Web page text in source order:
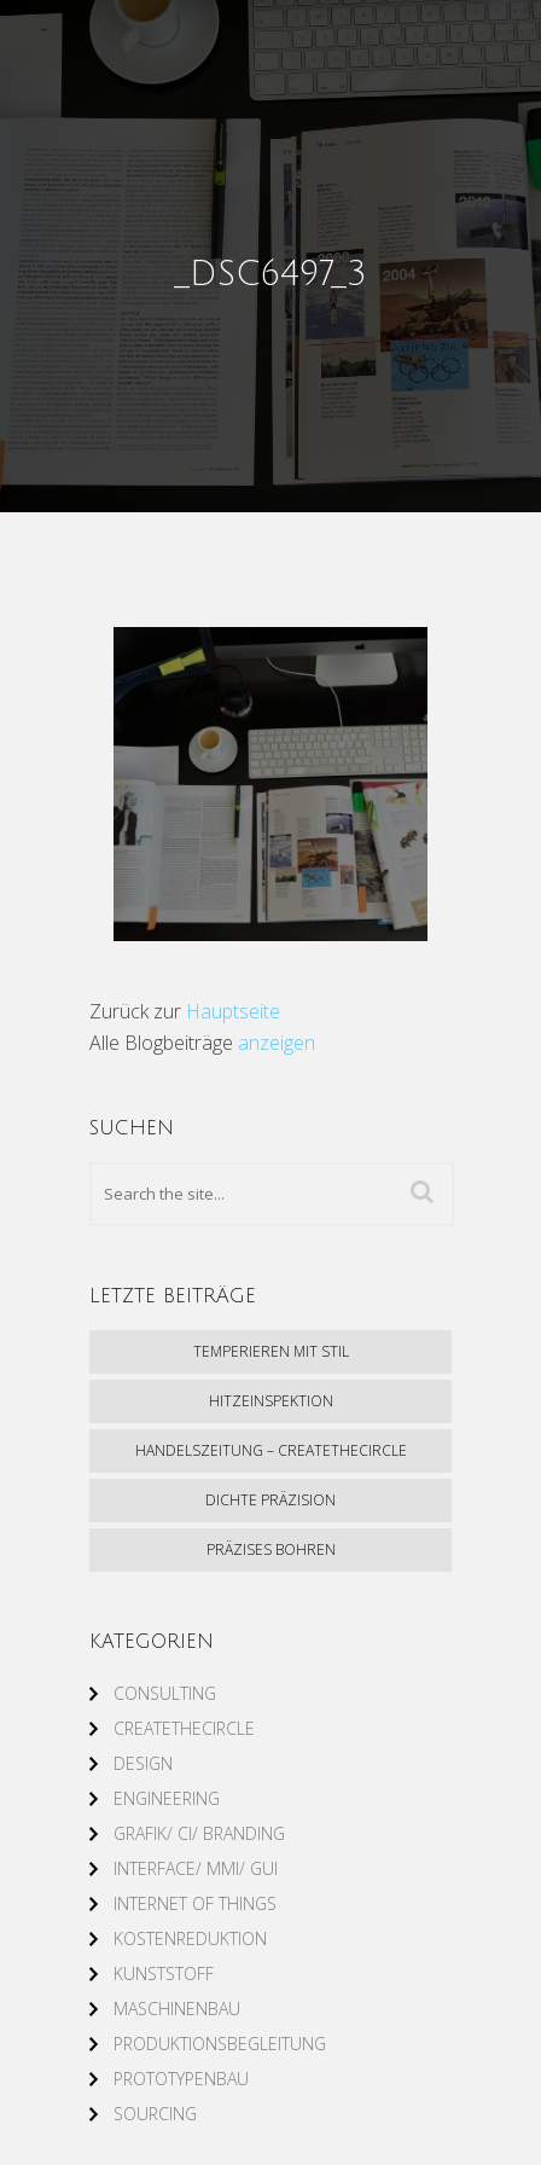
_DSC6497_3
Zurück zur Hauptseite
Alle Blogbeiträge anzeigen
SUCHEN
LETZTE BEITRÄGE
TEMPERIEREN MIT STIL
HITZEINSPEKTION
HANDELSZEITUNG – CREATETHECIRCLE
DICHTE PRÄZISION
PRÄZISES BOHREN
KATEGORIEN
CONSULTING
CREATETHECIRCLE
DESIGN
ENGINEERING
GRAFIK/ CI/ BRANDING
INTERFACE/ MMI/ GUI
INTERNET OF THINGS
KOSTENREDUKTION
KUNSTSTOFF
MASCHINENBAU
PRODUKTIONSBEGLEITUNG
PROTOTYPENBAU
SOURCING